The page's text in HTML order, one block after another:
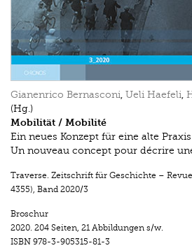
Gianenrico Bernasconi, Ueli Haefeli,
(Hg.)
Mobilität / Mobilité
Ein neues Konzept für eine alte Praxis
Un nouveau concept pour décrire
Traverse. Zeitschrift für Geschichte – Revue
4355), Band 2020/3
Broschur
2020. 204 Seiten, 21 Abbildungen s/w.
ISBN 978-3-905315-81-3